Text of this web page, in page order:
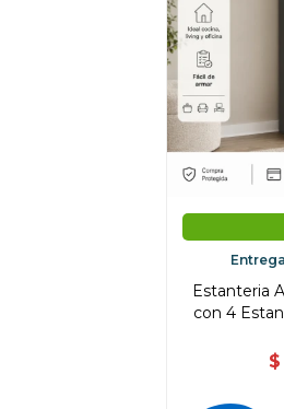
Estanteria
con 4
$